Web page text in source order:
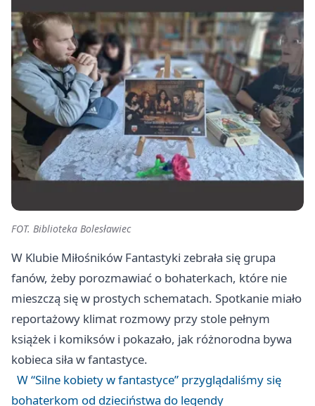
FOT. Biblioteka Bolesławiec
W Klubie Miłośników Fantastyki zebrała się grupa
fanów, żeby porozmawiać o bohaterkach, które nie
mieszczą się w prostych schematach. Spotkanie miało
reportażowy klimat rozmowy przy stole pełnym
książek i komiksów i pokazało, jak różnorodna bywa
kobieca siła w fantastyce.
W “Silne kobiety w fantastyce” przyglądaliśmy się
bohaterkom od dzieciństwa do legendy